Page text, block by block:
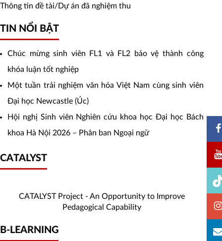
đề
tài/Dự
án
đã
nghiệm
thu
Thông tin đề tài/Dự án đã nghiệm thu
Tin
nổi
bật
TIN NỔI BẬT
Chúc mừng sinh viên FL1 và FL2 bảo vệ thành công
khóa luận tốt nghiệp
Một tuần trải nghiệm văn hóa Việt Nam cùng sinh viên
Đại học Newcastle (Úc)
Hội nghị Sinh viên Nghiên cứu khoa học Đại học Bách
khoa Hà Nội 2026 – Phân ban Ngoại ngữ
CATALYST
CATALYST
CATALYST Project - An Opportunity to Improve
Pedagogical Capability
B-
B-LEARNING